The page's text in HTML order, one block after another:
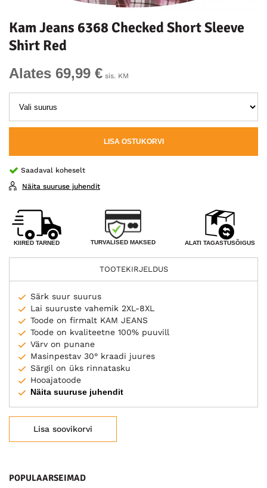
Kam Jeans 6368 Checked Short Sleeve
Shirt Red
Alates 69,99 € sis. KM
LISA OSTUKORVI
Saadaval koheselt
Näita suuruse juhendit
KIIRED TARNED TURVALISED MAKSED ALATI TAGASTUSÕIGUS
TOOTEKIRJELDUS
Särk suur suurus
Lai suuruste vahemik 2XL-8XL
Toode on firmalt KAM JEANS
Toode on kvaliteetne 100% puuvill
Värv on punane
Masinpestav 30° kraadi juures
Särgil on üks rinnatasku
Hooajatoode
Näita suuruse juhendit
Lisa soovikorvi
POPULAARSEIMAD